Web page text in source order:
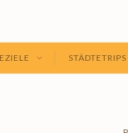
STÄDTETRIPS